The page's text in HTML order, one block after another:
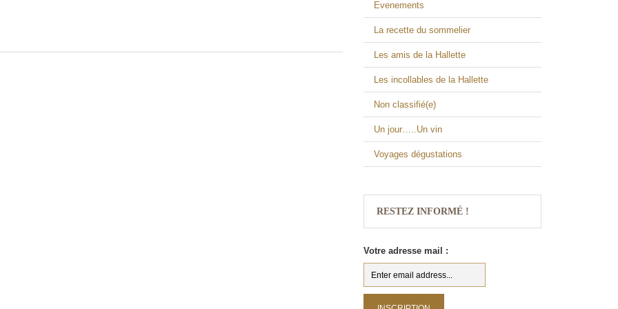
Evenements
La recette du sommelier
Les amis de la Hallette
Les incollables de la Hallette
Non classifié(e)
Un jour…..Un vin
Voyages dégustations
RESTEZ INFORMÉ !
Votre adresse mail :